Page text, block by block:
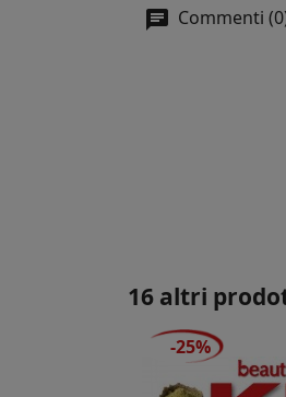
Commenti
16 altri
-25%